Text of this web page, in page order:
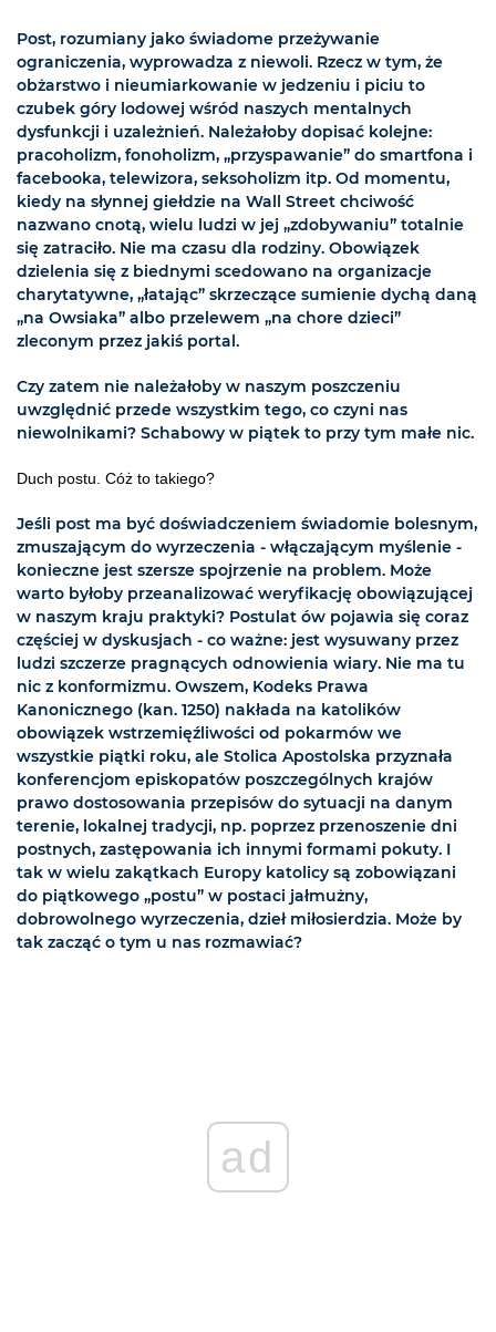
Post, rozumiany jako świadome przeżywanie
ograniczenia, wyprowadza z niewoli. Rzecz w tym, że
obżarstwo i nieumiarkowanie w jedzeniu i piciu to
czubek góry lodowej wśród naszych mentalnych
dysfunkcji i uzależnień. Należałoby dopisać kolejne:
pracoholizm, fonoholizm, „przyspawanie” do smartfona i
facebooka, telewizora, seksoholizm itp. Od momentu,
kiedy na słynnej giełdzie na Wall Street chciwość
nazwano cnotą, wielu ludzi w jej „zdobywaniu” totalnie
się zatraciło. Nie ma czasu dla rodziny. Obowiązek
dzielenia się z biednymi scedowano na organizacje
charytatywne, „łatając” skrzeczące sumienie dychą daną
„na Owsiaka” albo przelewem „na chore dzieci”
zleconym przez jakiś portal.
Czy zatem nie należałoby w naszym poszczeniu
uwzględnić przede wszystkim tego, co czyni nas
niewolnikami? Schabowy w piątek to przy tym małe nic.
Duch postu. Cóż to takiego?
Jeśli post ma być doświadczeniem świadomie bolesnym,
zmuszającym do wyrzeczenia - włączającym myślenie -
konieczne jest szersze spojrzenie na problem. Może
warto byłoby przeanalizować weryfikację obowiązującej
w naszym kraju praktyki? Postulat ów pojawia się coraz
częściej w dyskusjach - co ważne: jest wysuwany przez
ludzi szczerze pragnących odnowienia wiary. Nie ma tu
nic z konformizmu. Owszem, Kodeks Prawa
Kanonicznego (kan. 1250) nakłada na katolików
obowiązek wstrzemięźliwości od pokarmów we
wszystkie piątki roku, ale Stolica Apostolska przyznała
konferencjom episkopatów poszczególnych krajów
prawo dostosowania przepisów do sytuacji na danym
terenie, lokalnej tradycji, np. poprzez przenoszenie dni
postnych, zastępowania ich innymi formami pokuty. I
tak w wielu zakątkach Europy katolicy są zobowiązani
do piątkowego „postu” w postaci jałmużny,
dobrowolnego wyrzeczenia, dzieł miłosierdzia. Może by
tak zacząć o tym u nas rozmawiać?
ad